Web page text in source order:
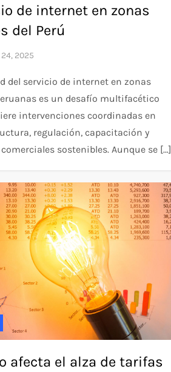
de internet en zonas
del Perú
del servicio de internet en zonas
es un desafío multifacético
intervenciones coordinadas en
regulación, capacitación y
sostenibles. Aunque se […]
afecta el alza de tarifas